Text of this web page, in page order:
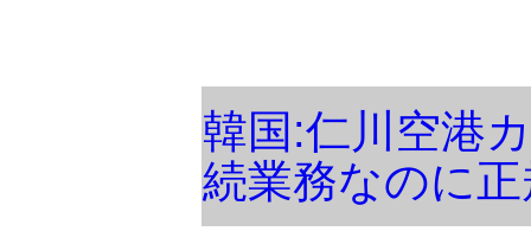
韓国:仁川空港
続業務なのに